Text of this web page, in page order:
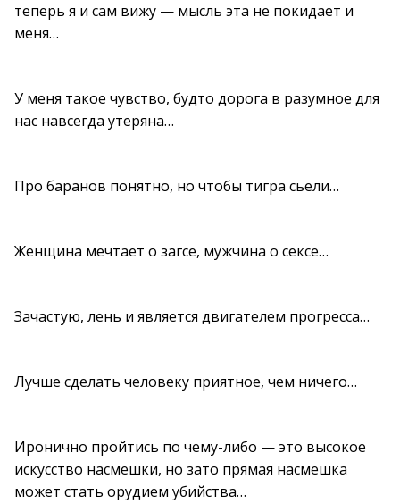
теперь я и сам вижу — мысль эта не покидает и
меня…
У меня такое чувство, будто дорога в разумное для
нас навсегда утеряна…
Про баранов понятно, но чтобы тигра сьели…
Женщина мечтает о загсе, мужчина о сексе…
Зачастую, лень и является двигателем прогресса…
Лучше сделать человеку приятное, чем ничего…
Иронично пройтись по чему-либо — это высокое
искусство насмешки, но зато прямая насмешка
может стать орудием убийства…